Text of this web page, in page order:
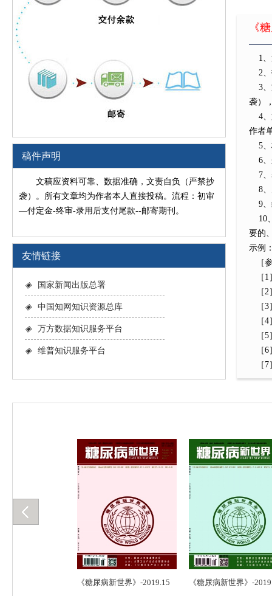
《
1、
2、
3、
袭）
4、
作者
5、
6、
7、
8、
9、
10
要的
示例
［
［1
［2
［3
［4
［5
［6
［7
稿件声明
文稿应资料可靠、数据准确，文责自负（严禁抄
袭）。所有文章均为作者本人直接投稿。流程：初审
—付定金-终审-录用后支付尾款--邮寄期刊。
友情链接
◈ 国家新闻出版总署
◈ 中国知网知识资源总库
◈ 万方数据知识服务平台
◈ 维普知识服务平台
《糖尿病新世界》-2019.15 《糖尿病新世界》-